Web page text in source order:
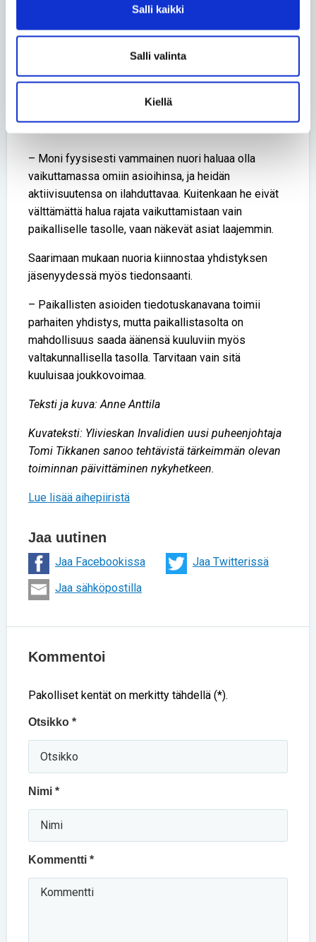
Salli kaikki
Salli valinta
Kiellä
mihin on lupautumassa.
– Moni fyysisesti vammainen nuori haluaa olla
vaikuttamassa omiin asioihinsa, ja heidän
aktiivisuutensa on ilahduttavaa. Kuitenkaan he eivät
välttämättä halua rajata vaikuttamistaan vain
paikalliselle tasolle, vaan näkevät asiat laajemmin.
Saarimaan mukaan nuoria kiinnostaa yhdistyksen
jäsenyydessä myös tiedonsaanti.
– Paikallisten asioiden tiedotuskanavana toimii
parhaiten yhdistys, mutta paikallistasolta on
mahdollisuus saada äänensä kuuluviin myös
valtakunnallisella tasolla. Tarvitaan vain sitä
kuuluisaa joukkovoimaa.
Teksti ja kuva: Anne Anttila
Kuvateksti: Ylivieskan Invalidien uusi puheenjohtaja
Tomi Tikkanen sanoo tehtävistä tärkeimmän olevan
toiminnan päivittäminen nykyhetkeen.
Lue lisää aihepiiristä
Jaa uutinen
Jaa Facebookissa
Jaa Twitterissä
Jaa sähköpostilla
Kommentoi
Pakolliset kentät on merkitty tähdellä (*).
Otsikko *
Nimi *
Kommentti *